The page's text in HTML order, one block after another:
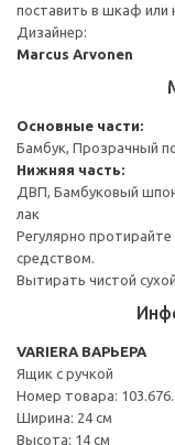
поставить в шкаф или
Дизайнер:
Marcus Arvonen
Основные части:
Бамбук, Прозрачный
Нижняя часть:
ДВП, Бамбуковый
лак
Регулярно
средством.
Вытирать чистой
VARIERA ВАРЬЕРА
Ящик с ручкой
Номер товара:
Ширина: 24 см
Высота: 14 см